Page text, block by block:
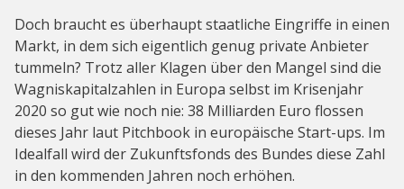
Doch braucht es überhaupt staatliche Eingriffe in einen
Markt, in dem sich eigentlich genug private Anbieter
tummeln? Trotz aller Klagen über den Mangel sind die
Wagniskapitalzahlen in Europa selbst im Krisenjahr
2020 so gut wie noch nie: 38 Milliarden Euro flossen
dieses Jahr laut Pitchbook in europäische Start-ups. Im
Idealfall wird der Zukunftsfonds des Bundes diese Zahl
in den kommenden Jahren noch erhöhen.